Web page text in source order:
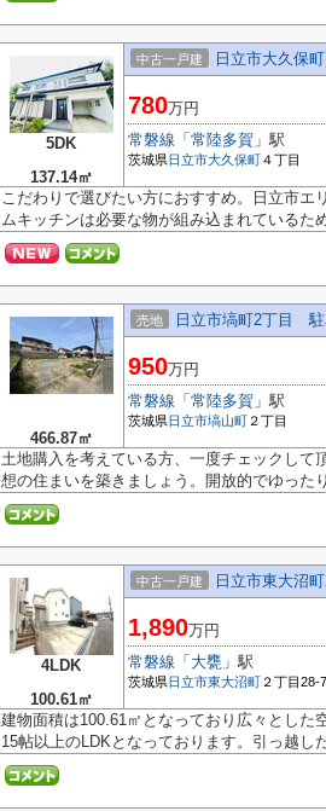
5DK
137.14㎡
中古一戸建 日立市大久保
780万円
常磐線 「 常陸多賀 」駅
茨城県日立市大久保町４丁目
こだわりで選びたい方におすすめ。日立市
ムキッチンは必要な物が組み込まれているた
466.87㎡
売地 日立市塙町2丁目
950万円
常磐線 「 常陸多賀 」駅
茨城県日立市塙山町 ２丁目
土地購入を考えている方、一度チェックして
想の住まいを築きましょう。開放的でゆった
4LDK
100.61㎡
中古一戸建 日立市東大沼
1,890万円
常磐線 「 大甕 」駅
茨城県日立市東大沼町 ２丁目28-7
建物面積は100.61㎡となっており広々とした
15帖以上のLDKとなっております。引っ越し